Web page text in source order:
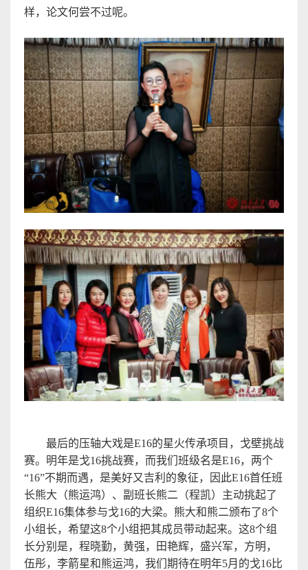
样，论文何尝不过呢。
最后的压轴大戏是E16的星火传承项目，戈壁挑战
赛。明年是戈16挑战赛，而我们班级名是E16，两个
“16”不期而遇，是美好又吉利的象征，因此E16首任班
长熊大（熊运鸿）、副班长熊二（程凯）主动挑起了
组织E16集体参与戈16的大梁。熊大和熊二颁布了8个
小组长，希望这8个小组把其成员带动起来。这8个组
长分别是，程晓勤，黄强，田艳辉，盛兴军，方明，
伍彤， 李箭星和熊运鸿，我们期待在明年5月的戈16比